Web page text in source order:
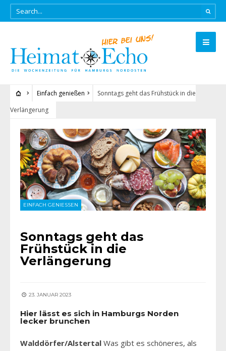
Einfach genießen
Sonntags geht das Frühstück in die
Verlängerung
EINFACH GENIESSEN
Sonntags geht das
Frühstück in die
Verlängerung
23. JANUAR 2023
Hier lässt es sich in Hamburgs Norden
lecker brunchen
Walddörfer/Alstertal Was gibt es schöneres, als